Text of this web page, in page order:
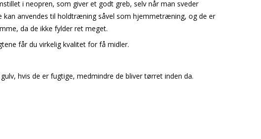
i neopren, som giver et godt greb, selv når man sveder
kan anvendes til holdtræning såvel som hjemmetræning, og de er
da de ikke fylder ret meget.
får du virkelig kvalitet for få midler.
hvis de er fugtige, medmindre de bliver tørret inden da.